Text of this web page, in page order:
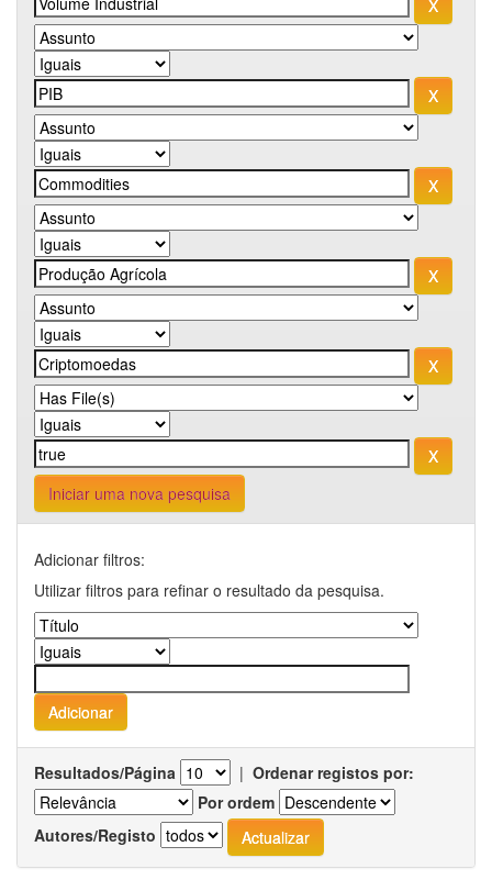
Iniciar uma nova pesquisa
Adicionar filtros:
Utilizar filtros para refinar o resultado da pesquisa.
Resultados/Página | Ordenar registos por:
Por ordem
Autores/Registo